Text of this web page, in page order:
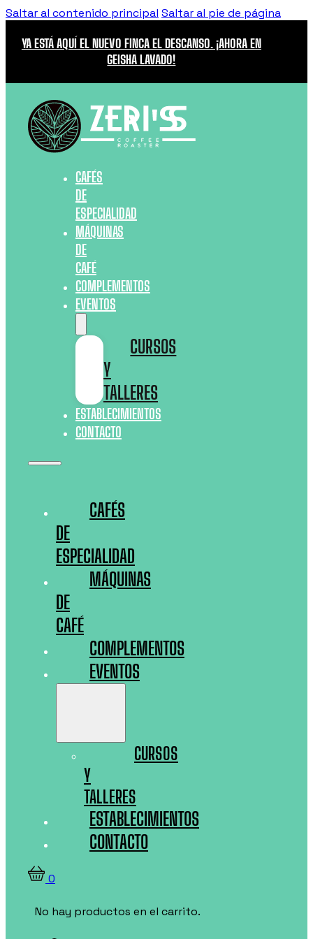
Saltar al contenido principal Saltar al pie de página
YA ESTÁ AQUÍ EL NUEVO FINCA EL DESCANSO. ¡AHORA EN
GEISHA LAVADO!
CAFÉS
DE
ESPECIALIDAD
MÁQUINAS
DE
CAFÉ
COMPLEMENTOS
EVENTOS
CURSOS
Y
TALLERES
ESTABLECIMIENTOS
CONTACTO
CAFÉS
DE
ESPECIALIDAD
MÁQUINAS
DE
CAFÉ
COMPLEMENTOS
EVENTOS
CURSOS
Y
TALLERES
ESTABLECIMIENTOS
CONTACTO
0
No hay productos en el carrito.